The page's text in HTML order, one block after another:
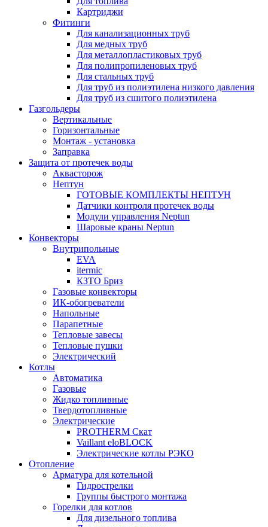
Картриджи
Фитинги
Для канализационных труб
Для медных труб
Для металлопластиковых труб
Для полипропиленовых труб
Для стальных труб
Для труб из полиэтилена низкого давления
Для труб из сшитого полиэтилена
Газгольдеры
Вертикальные
Горизонтальные
Монтаж - установка
Заправка
Защита от протечек воды
Аквасторож
Нептун
ГОТОВЫЕ КОМПЛЕКТЫ НЕПТУН
Датчики контроля протечек воды
Модули управления Neptun
Шаровые краны Neptun
Конвекторы
Внутрипольные
EVA
itermic
КЗТО Бриз
Газовые конвекторы
ИК-обогреватели
Напольные
Парапетные
Тепловые завесы
Тепловые пушки
Электрический
Котлы
Автоматика
Газовые
Жидко топливные
Твердотопливные
Электрические
PROTHERM Скат
Vaillant eloBLOCK
Электрические котлы РЭКО
Отопление
Арматура для котельной
Гидрострелки
Группы быстрого монтажа
Горелки для котлов
Для дизельного топлива